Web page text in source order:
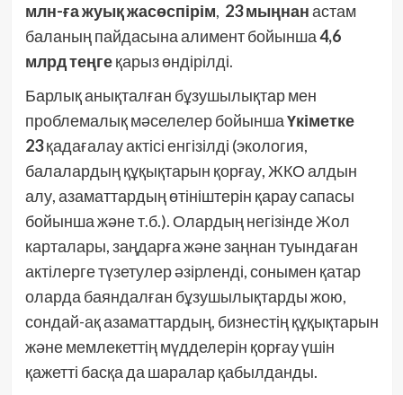
млн-ға жуық жасөспірім, 23 мыңнанастам
баланың пайдасына алимент бойынша4,6
млрд теңгеқарыз өндірілді.
Барлық анықталған бұзушылықтар мен
проблемалық мәселелер бойыншаҮкіметке
23қадағалау актісі енгізілді (экология,
балалардың құқықтарын қорғау, ЖКО алдын
алу, азаматтардың өтініштерін қарау сапасы
бойынша және т.б.). Олардың негізінде Жол
карталары, заңдарға және заңнан туындаған
актілерге түзетулер әзірленді, сонымен қатар
оларда баяндалған бұзушылықтарды жою,
сондай-ақ азаматтардың, бизнестің құқықтарын
және мемлекеттің мүдделерін қорғау үшін
қажетті басқа да шаралар қабылданды.